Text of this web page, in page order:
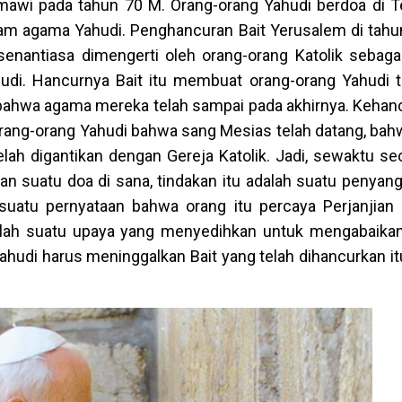
pada tahun 70 M. Orang-orang Yahudi berdoa di
agama Yahudi. Penghancuran Bait Yerusalem di
dimengerti oleh orang-orang Katolik
Hancurnya Bait itu membuat orang-orang Yahudi
agama mereka telah sampai pada akhirnya.
orang Yahudi bahwa sang Mesias telah datang,
digantikan dengan Gereja Katolik. Jadi, sewaktu
suatu doa di sana, tindakan itu adalah suatu
pernyataan bahwa orang itu percaya Perjanjian
suatu upaya yang menyedihkan untuk
harus meninggalkan Bait yang telah dihancurkan